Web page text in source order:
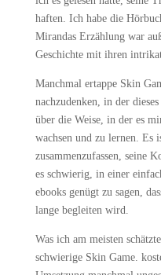
haften. Ich habe die
Mirandas Erzählung war
Geschichte mit ihren
Manchmal ertappe Skin
nachzudenken, in der
über die Weise, in der es
wachsen und zu lernen. Es
zusammenzufassen, seine
es schwierig, in einer
ebooks genügt zu sagen,
lange begleiten wird.
Was ich am meisten
schwierige Skin Game.